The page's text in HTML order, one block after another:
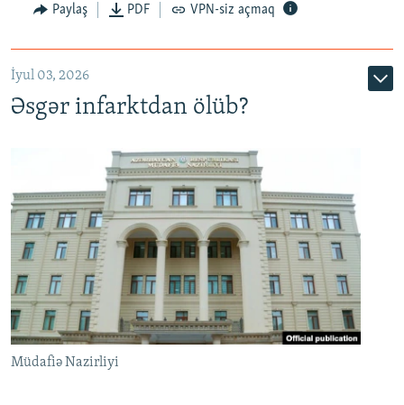
Auto 240p 360p 480p
720p 1080p
Paylaş PDF VPN-siz açmaq
İyul 03, 2026
Əsgər infarktdan ölüb?
Müdafiə Nazirliyi